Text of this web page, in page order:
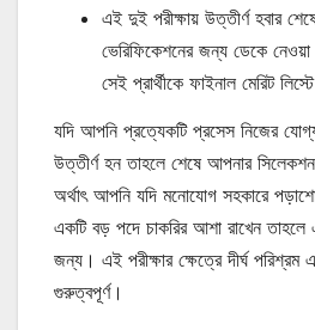
এই দুই পরীক্ষায় উত্তীর্ণ হবার
ভেরিফিকেশনের জন্য ডেকে
সেই প্রার্থীকে ফাইনাল মেরিট
যদি আপনি প্রত্যেকটি প্রসেস নিজের
উত্তীর্ণ হন তাহলে শেষে আপনার
অর্থাৎ আপনি যদি মনোযোগ সহকারে
একটি বড় পদে চাকরির আশা রাখেন
জন্য। এই পরীক্ষার ক্ষেত্রে দীর্ঘ পরিশ্রম
গুরুত্বপূর্ণ।